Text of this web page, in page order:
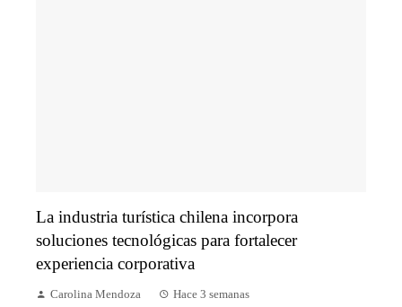
La industria turística chilena incorpora
soluciones tecnológicas para fortalecer
experiencia corporativa
Carolina Mendoza Hace 3 semanas